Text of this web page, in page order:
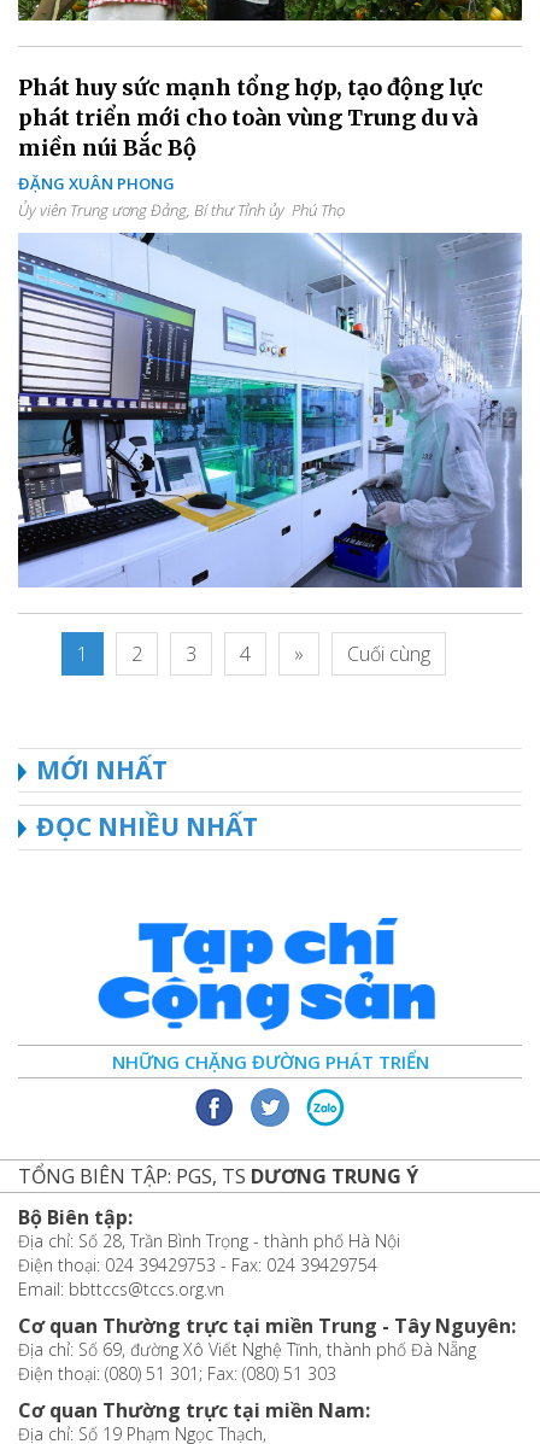
Phát huy sức mạnh tổng hợp, tạo động lực
phát triển mới cho toàn vùng Trung du và
miền núi Bắc Bộ
ĐẶNG XUÂN PHONG
Ủy viên Trung ương Đảng, Bí thư Tỉnh ủy Phú Thọ
1 2 3 4 » Cuối cùng
MỚI NHẤT
ĐỌC NHIỀU NHẤT
NHỮNG CHẶNG ĐƯỜNG PHÁT TRIỂN
TỔNG BIÊN TẬP: PGS, TS DƯƠNG TRUNG Ý
Bộ Biên tập:
Địa chỉ: Số 28, Trần Bình Trọng - thành phố Hà Nội
Điện thoại: 024 39429753 - Fax: 024 39429754
Email: bbttccs@tccs.org.vn
Cơ quan Thường trực tại miền Trung - Tây Nguyên:
Địa chỉ: Số 69, đường Xô Viết Nghệ Tĩnh, thành phố Đà Nẵng
Điện thoại: (080) 51 301; Fax: (080) 51 303
Cơ quan Thường trực tại miền Nam:
Địa chỉ: Số 19 Phạm Ngọc Thạch,